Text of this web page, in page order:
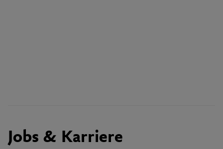
Jobs & Karriere